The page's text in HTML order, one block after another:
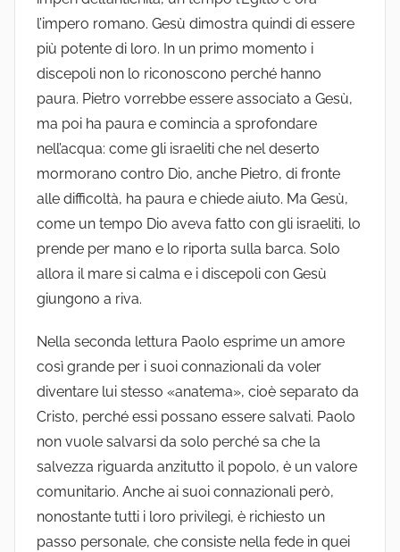
l’impero romano. Gesù dimostra quindi di essere
più potente di loro. In un primo momento i
discepoli non lo riconoscono perché hanno
paura. Pietro vorrebbe essere associato a Gesù,
ma poi ha paura e comincia a sprofondare
nell’acqua: come gli israeliti che nel deserto
mormorano contro Dio, anche Pietro, di fronte
alle difficoltà, ha paura e chiede aiuto. Ma Gesù,
come un tempo Dio aveva fatto con gli israeliti, lo
prende per mano e lo riporta sulla barca. Solo
allora il mare si calma e i discepoli con Gesù
giungono a riva.
Nella seconda lettura Paolo esprime un amore
così grande per i suoi connazionali da voler
diventare lui stesso «anatema», cioè separato da
Cristo, perché essi possano essere salvati. Paolo
non vuole salvarsi da solo perché sa che la
salvezza riguarda anzitutto il popolo, è un valore
comunitario. Anche ai suoi connazionali però,
nonostante tutti i loro privilegi, è richiesto un
passo personale, che consiste nella fede in quei